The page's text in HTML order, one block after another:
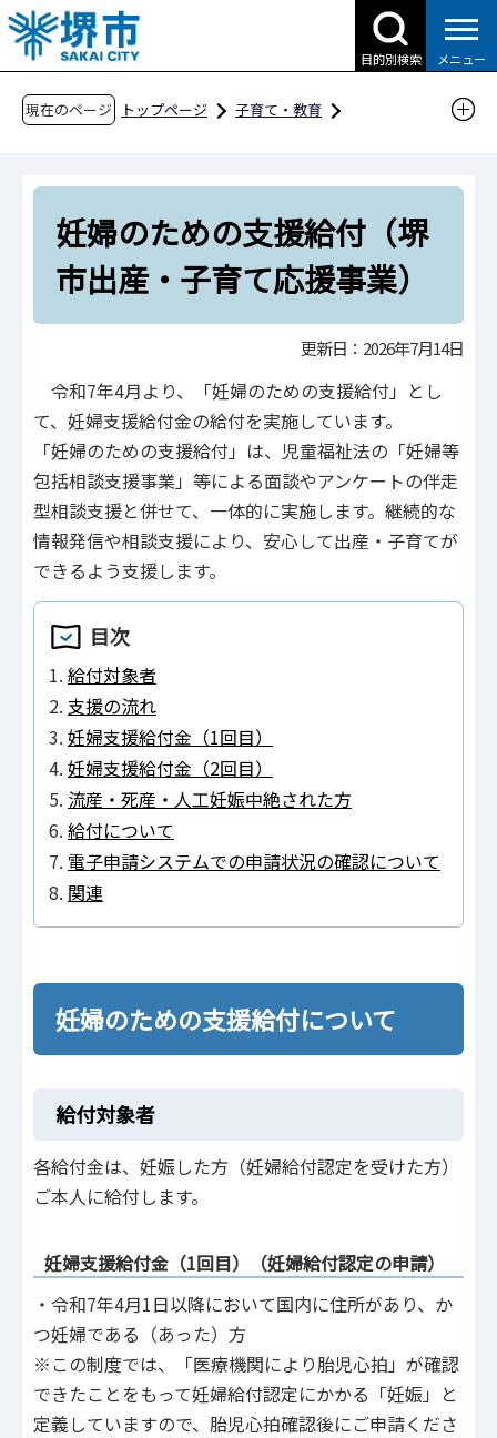
こ
の
ペ
目的別検索 メニュー
現在のページ トップページ
子育て・教育
妊娠・出産・乳幼児
妊娠したら
妊婦のための支援給付（堺市出産・子育て応援
事業）
妊婦のための支援給付（堺
市出産・子育て応援事業）
更新日：2026年7月14日
令和7年4月より、「妊婦のための支援給付」とし
て、妊婦支援給付金の給付を実施しています。
「妊婦のための支援給付」は、児童福祉法の「妊婦等
包括相談支援事業」等による面談やアンケートの伴走
型相談支援と併せて、一体的に実施します。継続的な
情報発信や相談支援により、安心して出産・子育てが
できるよう支援します。
目次
給付対象者
支援の流れ
妊婦支援給付金（1回目）
妊婦支援給付金（2回目）
流産・死産・人工妊娠中絶された方
給付について
電子申請システムでの申請状況の確認について
関連
妊婦のための支援給付について
給付対象者
各給付金は、妊娠した方（妊婦給付認定を受けた方）
ご本人に給付します。
妊婦支援給付金（1回目）（妊婦給付認定の申請）
・令和7年4月1日以降において国内に住所があり、か
つ妊婦である（あった）方
※この制度では、「医療機関により胎児心拍」が確認
できたことをもって妊婦給付認定にかかる「妊娠」と
定義していますので、胎児心拍確認後にご申請くださ